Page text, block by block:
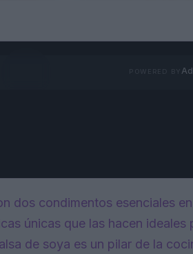
Ad
dos condimentos esenciales
únicas que las hacen ideales
de soya es un pilar de la